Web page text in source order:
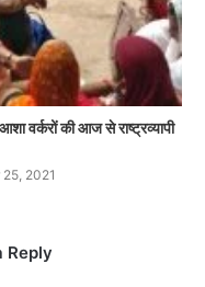
वर्करों की आज से राष्ट्रव्यापी
2021
Reply